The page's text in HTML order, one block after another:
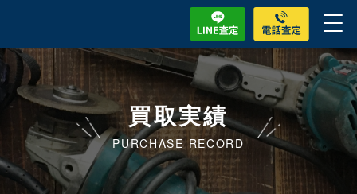
買取実績
PURCHASE RECORD